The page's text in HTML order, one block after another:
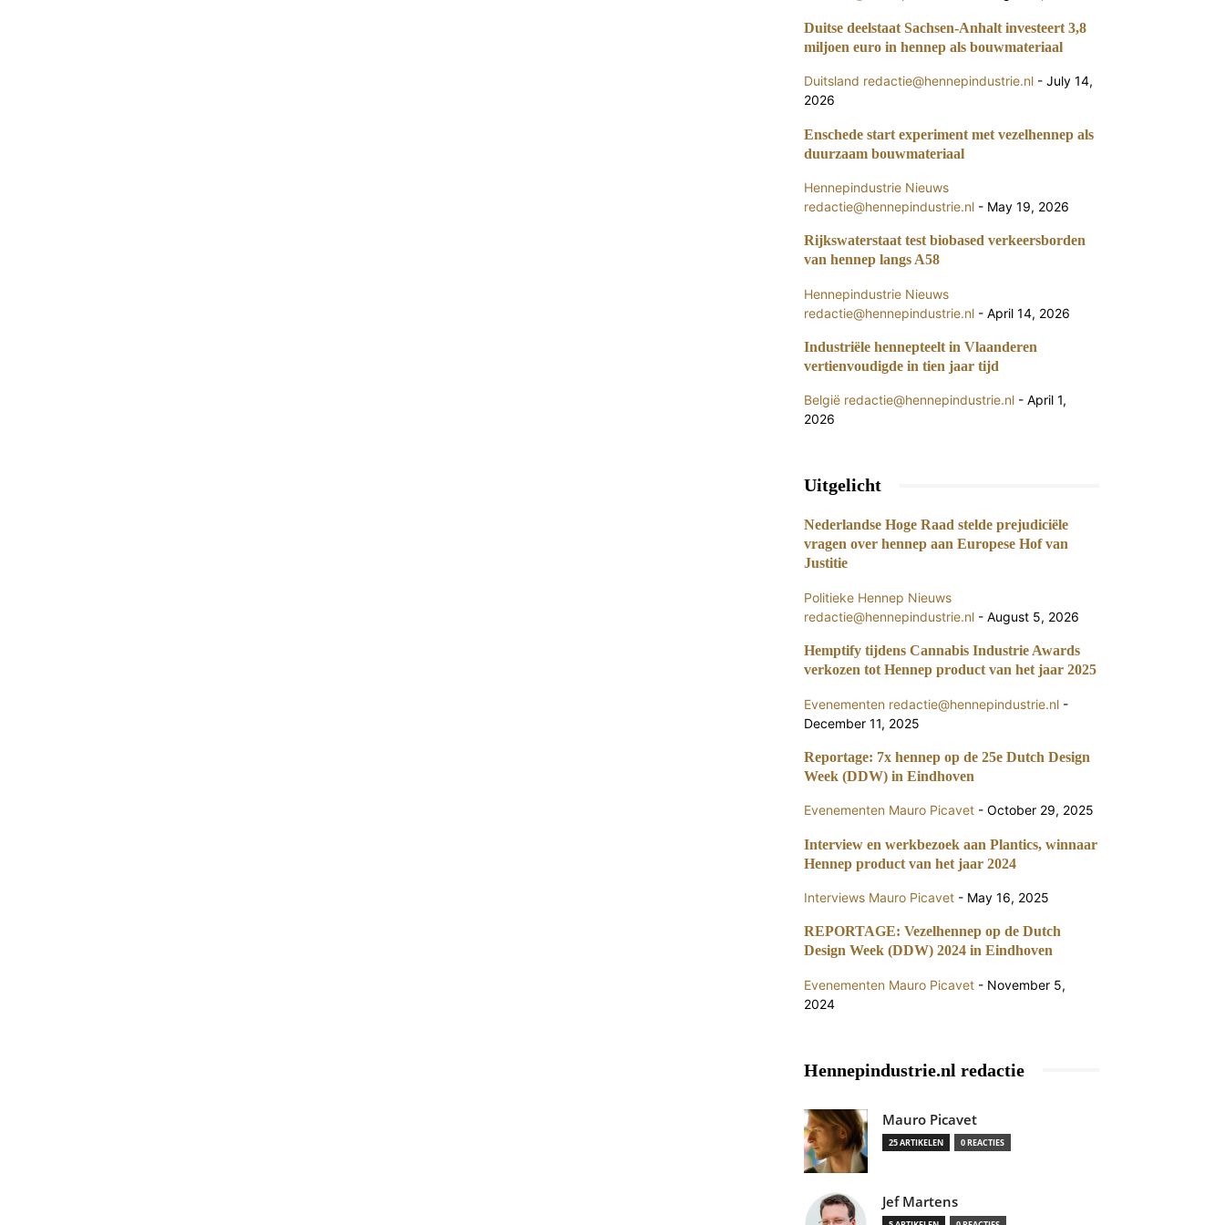
Duitse deelstaat Sachsen-Anhalt investeert 3,8
miljoen euro in hennep als bouwmateriaal
Duitsland redactie@hennepindustrie.nl - July 14,
2026
Enschede start experiment met vezelhennep als
duurzaam bouwmateriaal
Hennepindustrie Nieuws
redactie@hennepindustrie.nl - May 19, 2026
Rijkswaterstaat test biobased verkeersborden
van hennep langs A58
Hennepindustrie Nieuws
redactie@hennepindustrie.nl - April 14, 2026
Industriële hennepteelt in Vlaanderen
vertienvoudigde in tien jaar tijd
België redactie@hennepindustrie.nl - April 1,
2026
Uitgelicht
Nederlandse Hoge Raad stelde prejudiciële
vragen over hennep aan Europese Hof van
Justitie
Politieke Hennep Nieuws
redactie@hennepindustrie.nl - August 5, 2026
Hemptify tijdens Cannabis Industrie Awards
verkozen tot Hennep product van het jaar 2025
Evenementen redactie@hennepindustrie.nl -
December 11, 2025
Reportage: 7x hennep op de 25e Dutch Design
Week (DDW) in Eindhoven
Evenementen Mauro Picavet - October 29, 2025
Interview en werkbezoek aan Plantics, winnaar
Hennep product van het jaar 2024
Interviews Mauro Picavet - May 16, 2025
REPORTAGE: Vezelhennep op de Dutch
Design Week (DDW) 2024 in Eindhoven
Evenementen Mauro Picavet - November 5,
2024
Hennepindustrie.nl redactie
Mauro Picavet
25 ARTIKELEN 0 REACTIES
Jef Martens